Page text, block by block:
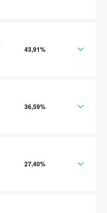
43,91%
36,59%
27,40%